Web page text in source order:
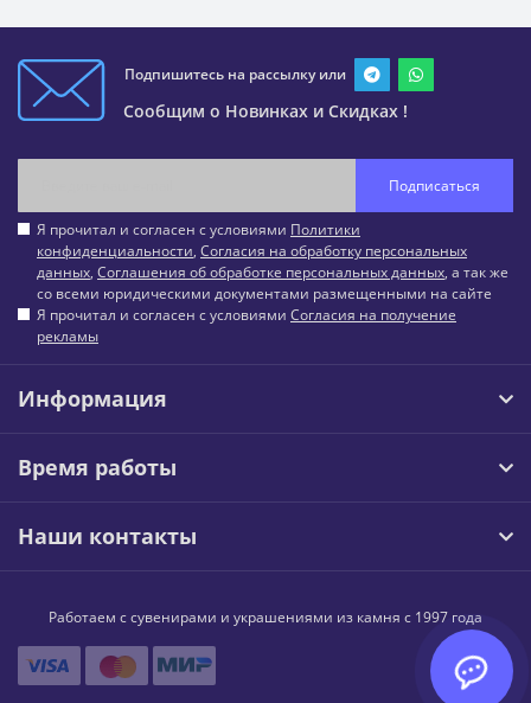
Подпишитесь на рассылку или
Сообщим о Новинках и Скидках !
Подписаться
Я прочитал и согласен с условиями Политики
конфиденциальности, Согласия на обработку персональных
данных, Соглашения об обработке персональных данных, а так же
со всеми юридическими документами размещенными на сайте
Я прочитал и согласен с условиями Согласия на получение
рекламы
Информация
Время работы
Наши контакты
Работаем с сувенирами и украшениями из камня с 1997 года